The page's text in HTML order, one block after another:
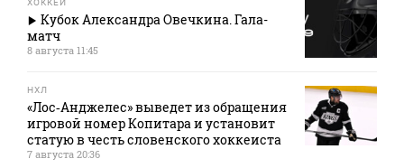
ХОККЕЙ
Кубок Александра Овечкина. Гала-
матч
8 августа 11:45
НХЛ
«Лос‑Анджелес» выведет из обращения
игровой номер Копитара и установит
статую в честь словенского хоккеиста
7 августа 20:36